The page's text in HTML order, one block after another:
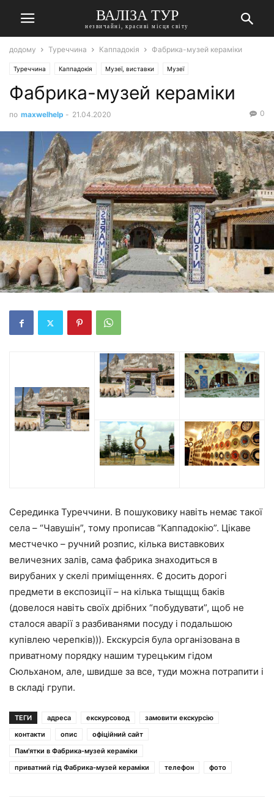
ВАЛІЗА ТУР
незвичайні, красиві місця світу
додому Туреччина Каппадокія Фабрика-музей кераміки
Туреччина Каппадокія Музеї, виставки Музеї
Фабрика-музей кераміки
по maxwelhelp - 21.04.2020 0
Серединка Туреччини. В пошуковику навіть немає такої
села – “Чавушін”, тому прописав “Каппадокію”. Цікаве
местчечко – ручний розпис, кілька виставкових
величезних залів, сама фабрика знаходиться в
вирубаних у скелі приміщеннях. Є досить дорогі
предмети в експозиції – на кілька тыщщщ баків
(довелося навіть своїх дрібних “побудувати”, щоб не
сталося аварії з разбиванями посуду і подальшою
купівлею черепків))). Екскурсія була організована в
приватному порядку нашим турецьким гідом
Сюльханом, але, швидше за все, туди можна потрапити і
в складі групи.
ТЕГИ адреса екскурсовод
замовити екскурсію
контакти
опис
офіційний сайт
Пам'ятки в Фабрика-музей кераміки
приватний гід Фабрика-музей кераміки
телефон фото